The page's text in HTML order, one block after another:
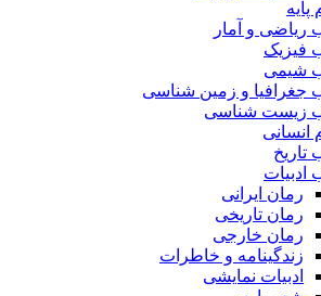
ریاضی و آمار
فیزیک
شیمی
جغرافیا و زمین شناسی
زیست شناسی
انسانی
تاریخ
ادبیات
رمان ایرانی
رمان تاریخی
رمان خارجی
زندگینامه و خاطرات
ادبیات نمایشی